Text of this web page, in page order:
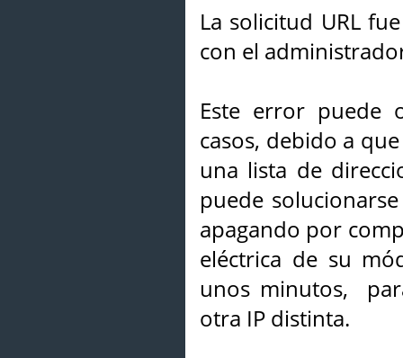
La solicitud URL
con el
Este error puede
casos, debido a
una lista de
puede
apagando por
eléctrica de su
unos minutos,
otra IP distinta.